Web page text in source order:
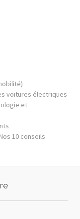
voitures électriques
et
10 conseils